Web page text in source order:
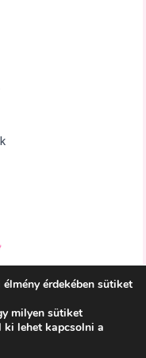
Étterem
érdekében sütiket
milyen sütiket
ki lehet kapcsolni a